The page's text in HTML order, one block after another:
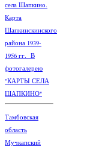
села Шапкино.
Карта
Шапкинскинского
района 1939-
1956 гг. В
фотогалерею
"КАРТЫ СЕЛА
ШАПКИНО"
Тамбовская
область
Мучкапский